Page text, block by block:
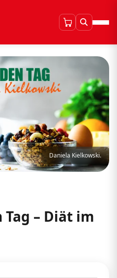
Daniela Kielkowski.
Tag – Diät im